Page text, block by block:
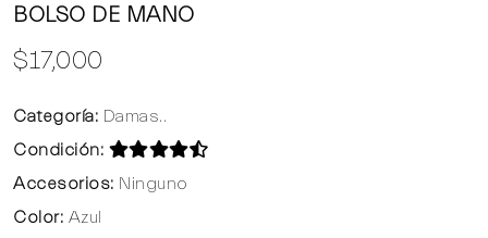
BOLSO DE MANO
$17,000
Categoría: Damas..
Condición:
Accesorios: Ninguno
Color: Azul